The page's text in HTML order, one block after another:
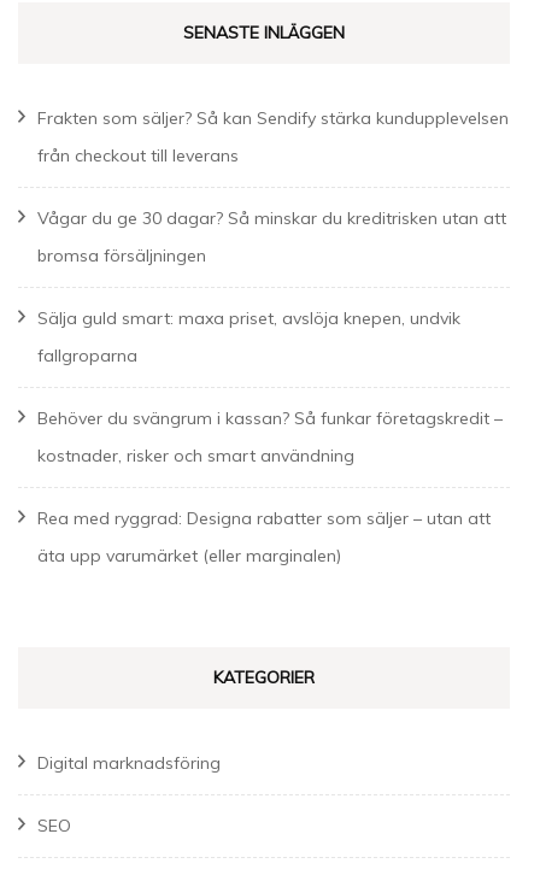
SENASTE INLÄGGEN
Frakten som säljer? Så kan Sendify stärka kundupplevelsen
från checkout till leverans
Vågar du ge 30 dagar? Så minskar du kreditrisken utan att
bromsa försäljningen
Sälja guld smart: maxa priset, avslöja knepen, undvik
fallgroparna
Behöver du svängrum i kassan? Så funkar företagskredit –
kostnader, risker och smart användning
Rea med ryggrad: Designa rabatter som säljer – utan att
äta upp varumärket (eller marginalen)
KATEGORIER
Digital marknadsföring
SEO